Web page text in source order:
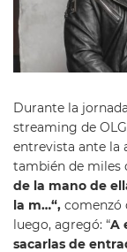
Durante la
streaming de
entrevista ante la
también de miles
de la mano de
la m…“, comenzó
luego, agregó: “A
sacarlas de